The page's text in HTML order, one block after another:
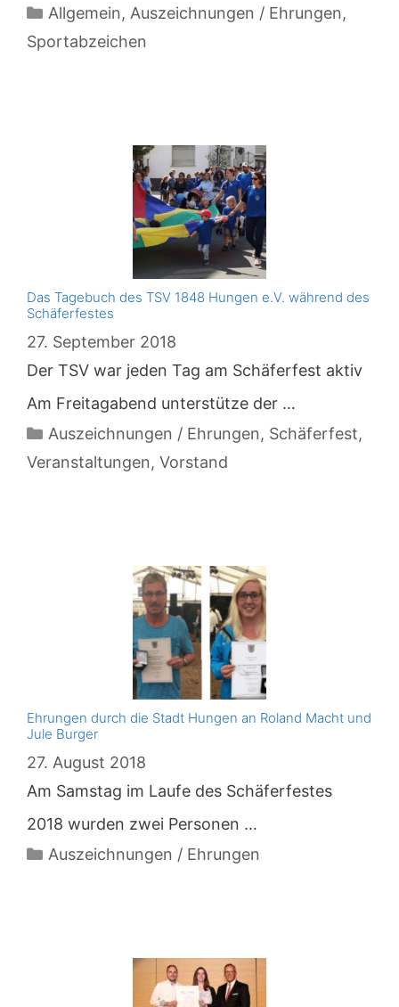
Kategorien
Allgemein, Auszeichnungen / Ehrungen,
Sportabzeichen
Das Tagebuch des TSV 1848 Hungen e.V. während des
Schäferfestes
27. September 2018
Der TSV war jeden Tag am Schäferfest aktiv
Am Freitagabend unterstütze der …
Kategorien
Auszeichnungen / Ehrungen, Schäferfest,
Veranstaltungen, Vorstand
Ehrungen durch die Stadt Hungen an Roland Macht und
Jule Burger
27. August 2018
Am Samstag im Laufe des Schäferfestes
2018 wurden zwei Personen …
Kategorien
Auszeichnungen / Ehrungen